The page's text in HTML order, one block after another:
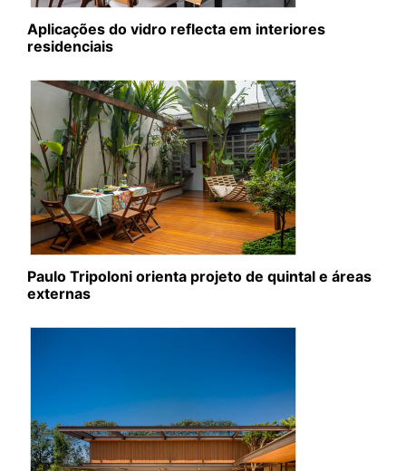
Aplicações do vidro reflecta em interiores
residenciais
Paulo Tripoloni orienta projeto de quintal e áreas
externas